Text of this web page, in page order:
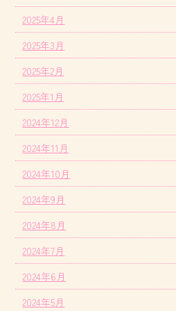
2025年4月
2025年3月
2025年2月
2025年1月
2024年12月
2024年11月
2024年10月
2024年9月
2024年8月
2024年7月
2024年6月
2024年5月